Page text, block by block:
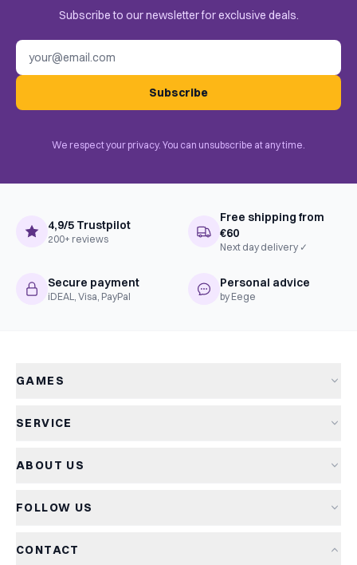
Subscribe to our newsletter for exclusive deals.
Subscribe
We respect your privacy. You can unsubscribe at any time.
4,9/5 Trustpilot
200+ reviews
Free shipping from
€60
Next day delivery ✓
Secure payment
iDEAL, Visa, PayPal
Personal advice
by Eege
GAMES
New arrivals
Kids games
SERVICE
Returns
ABOUT US
The Captain's Game
FOLLOW US
CONTACT